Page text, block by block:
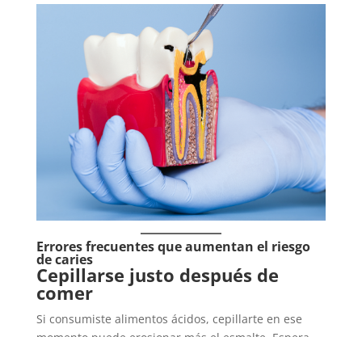
Errores frecuentes que aumentan el riesgo
de caries
Cepillarse justo después de
comer
Si consumiste alimentos ácidos, cepillarte en ese